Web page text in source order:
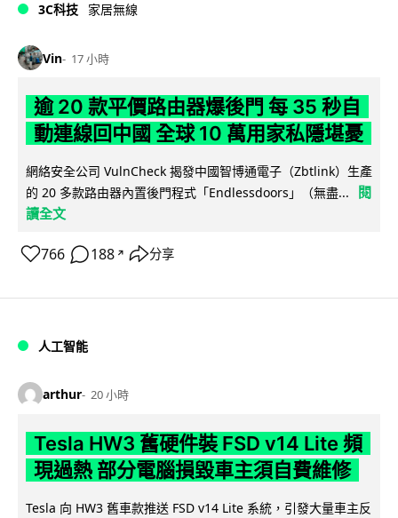
3C科技 家居無線
Vin 17 小時
逾 20 款平價路由器爆後門 每 35 秒自
動連線回中國 全球 10 萬用家私隱堪憂
網絡安全公司 VulnCheck 揭發中國智博通電子（Zbtlink）生產
的 20 多款路由器內置後門程式「Endlessdoors」（無盡...
閱
讀全文
766 188 ↗ 分享
人工智能
arthur 20 小時
Tesla HW3 舊硬件裝 FSD v14 Lite 頻
現過熱 部分電腦損毀車主須自費維修
Tesla 向 HW3 舊車款推送 FSD v14 Lite 系統，引發大量車主反